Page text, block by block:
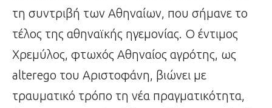
τη συντριβή των Αθηναίων, που σήμανε το
τέλος της αθηναϊκής ηγεμονίας. Ο έντιμος
Χρεμύλος, φτωχός Αθηναίος αγρότης, ως
alterego του Αριστοφάνη, βιώνει με
τραυματικό τρόπο τη νέα πραγματικότητα,